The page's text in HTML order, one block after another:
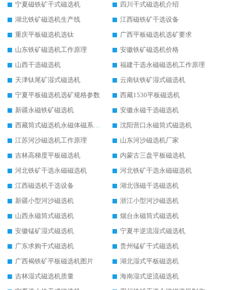
宁夏磁铁矿干式磁选机
四川干式磁选机介绍
湖北铁矿磁选机生产线
江西磁铁矿干选设备
重庆平板磁选机选钛
广西平板磁选机选矿要求
山东铁矿磁选机工作原理
安徽铁矿磁选机价格
山西干选磁选机
福建干选永磁磁选机工作原理
天津钛尾矿湿式磁选机
云南钛铁矿湿式磁选机
宁夏平板磁选机选矿规格参数
西藏1530平板磁选机
新疆永磁铁矿磁选机
安徽永磁干选磁选机
西藏筒式磁选机永磁体磁系设计
沈阳营口永磁筒式磁选机
江苏河沙磁选机工作原理
山东河沙磁选机厂家
吉林高梯度平板磁选机
内蒙古三盘平板磁选机
河北铁矿干选永磁磁选机
河北铁矿干选永磁磁选机
江西磁选机干选设备
湖北强磁干选磁选机
新疆小型河沙磁选机
浙江小型河沙磁选机
山西永磁筒式磁选机
烟台永磁筒式磁选机
安徽锰矿湿式磁选机
宁夏半逆流湿式磁选机
广东求购干式磁选机
贵州锰矿干式磁选机
广西褐铁矿平板磁选机图片
湖北湿式平板磁选机
吉林湿式磁选机质量
海南湿式逆流磁选机